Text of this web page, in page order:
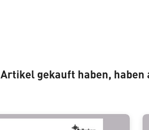
gekauft haben, haben